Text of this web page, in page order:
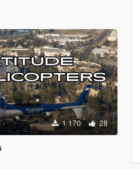
1 170 28